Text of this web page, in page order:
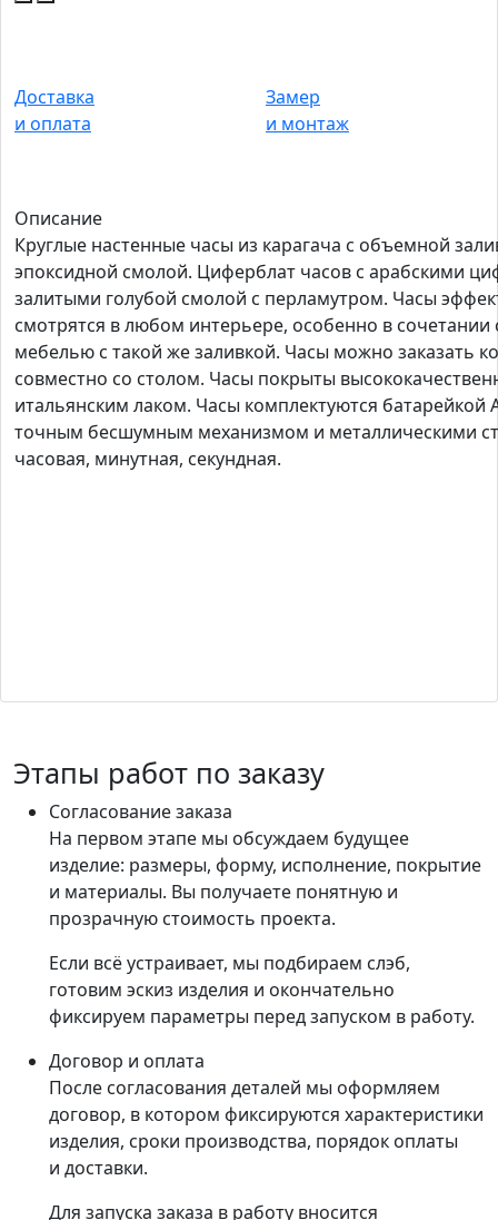
Доставка
и оплата
Замер
и монтаж
Описание
Круглые настенные часы из карагача с объемной
эпоксидной смолой. Циферблат часов с арабскими
залитыми голубой смолой с перламутром. Часы
смотрятся в любом интерьере, особенно в сочетании
мебелью с такой же заливкой. Часы можно заказать
совместно со столом. Часы покрыты
итальянским лаком. Часы комплектуются батарейкой
точным бесшумным механизмом и металлическими
часовая, минутная, секундная.
Этапы работ по заказу
Согласование заказа
На первом этапе мы обсуждаем будущее
изделие: размеры, форму, исполнение, покрытие
и материалы. Вы получаете понятную и
прозрачную стоимость проекта.
Если всё устраивает, мы подбираем слэб,
готовим эскиз изделия и окончательно
фиксируем параметры перед запуском в работу.
Договор и оплата
После согласования деталей мы оформляем
договор, в котором фиксируются характеристики
изделия, сроки производства, порядок оплаты
и доставки.
Для запуска заказа в работу вносится